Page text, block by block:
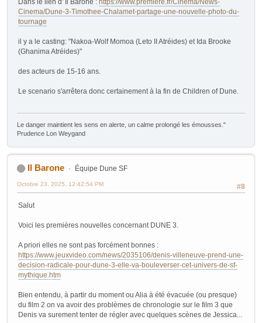
Cinema/Dune-3-Timothee-Chalamet-partage-une-nouvelle-photo-du-
tournage
il y a le casting: "Nakoa-Wolf Momoa (Leto II Atréides) et Ida Brooke
(Ghanima Atréides)"
des acteurs de 15-16 ans.
Le scenario s'arrêtera donc certainement à la fin de Children of Dune.
Le danger maintient les sens en alerte, un calme prolongé les émousses."
Prudence Lon Weygand
Il Barone Équipe Dune SF
#8
Octobre 23, 2025, 12:42:54 PM
Salut
Voici les premières nouvelles concernant DUNE 3.
A priori elles ne sont pas forcément bonnes :
https://www.jeuxvideo.com/news/2035106/denis-villeneuve-prend-une-
decision-radicale-pour-dune-3-elle-va-bouleverser-cet-univers-de-sf-
mythique.htm
Bien entendu, à partir du moment ou Alia à été évacuée (ou presque)
du film 2 on va avoir des problèmes de chronologie sur le film 3 que
Denis va surement tenter de régler avec quelques scènes de Jessica...